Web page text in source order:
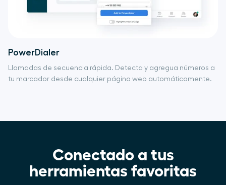
PowerDialer
Llamadas de secuencia rápida. Detecta y agregua números a
tu marcador desde cualquier página web automáticamente.
Conectado a tus
herramientas favoritas